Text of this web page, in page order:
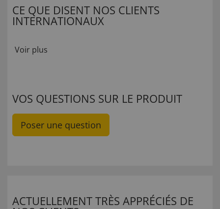
CE QUE DISENT NOS CLIENTS
INTERNATIONAUX
Voir plus
VOS QUESTIONS SUR LE PRODUIT
Poser une question
ACTUELLEMENT TRÈS APPRÉCIÉS DE